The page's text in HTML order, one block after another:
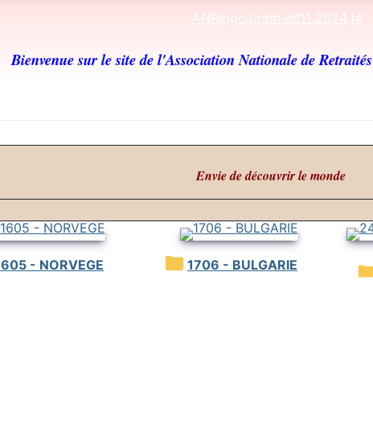
Bienvenue sur le site de l'Association Nationale de Retraités
Envie de découvrir le monde
1605 - NORVEGE 1706 - BULGARIE